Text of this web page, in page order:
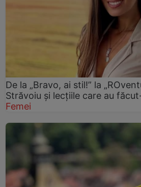
De la „Bravo, ai stil!” la
Străvoiu și lecțiile care au
Femei